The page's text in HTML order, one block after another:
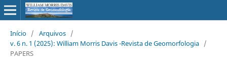
Início / Arquivos /
v. 6 n. 1 (2025): William Morris Davis -Revista de Geomorfologia /
PAPERS